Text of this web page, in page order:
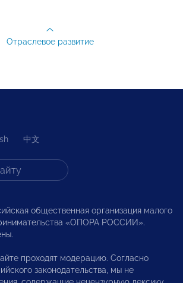
Отраслевое развитие
中文
общественная организация малого
«ОПОРА РОССИИ».
проходят модерацию. Согласно
законодательства, мы не